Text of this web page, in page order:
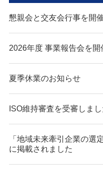
懇親会と交友会行事を開
2026年度 事業報告会を開
夏季休業のお知らせ
ISO維持審査を受審しまし
「地域未来牽引企業の選
に掲載されました